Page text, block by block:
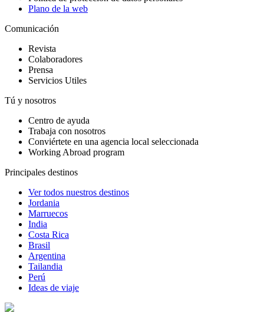
Plano de la web
Comunicación
Revista
Colaboradores
Prensa
Servicios Utiles
Tú y nosotros
Centro de ayuda
Trabaja con nosotros
Conviértete en una agencia local seleccionada
Working Abroad program
Principales destinos
Ver todos nuestros destinos
Jordania
Marruecos
India
Costa Rica
Brasil
Argentina
Tailandia
Perú
Ideas de viaje